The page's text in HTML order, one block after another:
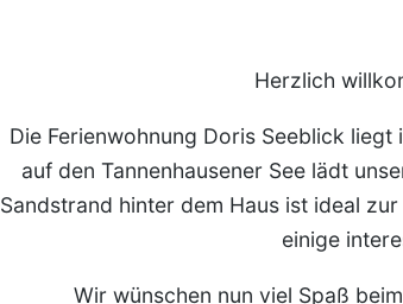
Herzlich
Die Ferienwohnung Doris Seeblick
auf den Tannenhausener See lädt
Sandstrand hinter dem Haus ist ideal
einige
Wir wünschen nun viel Spaß